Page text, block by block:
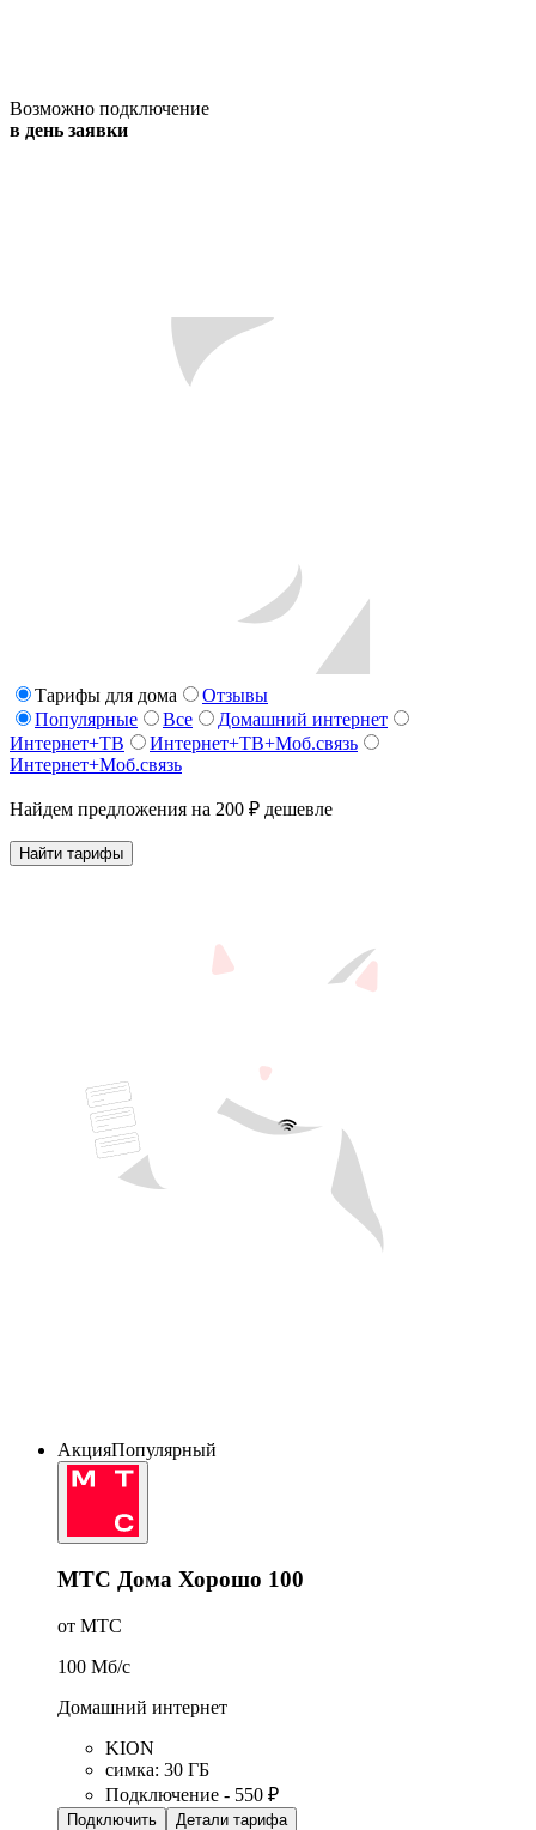
Возможно подключение
в день заявки
Тарифы для дома
Отзывы
Популярные
Все
Домашний интернет
Интернет+ТВ
Интернет+ТВ+Моб.связь
Интернет+Моб.связь
Найдем предложения на 200 ₽ дешевле
Найти тарифы
АкцияПопулярный
МТС Дома Хорошо 100
от МТС
100 Мб/c
Домашний интернет
KION
симка: 30 ГБ
Подключение - 550 ₽
Подключить
Детали тарифа